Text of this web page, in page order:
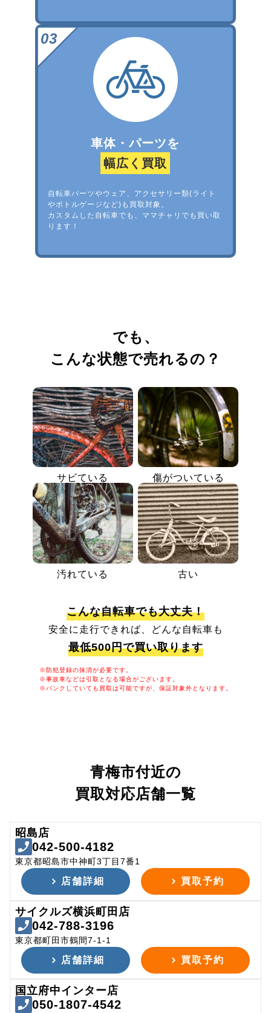
車体・パーツを
幅広く買取
自転車パーツやウェア、アクセサリー類(ライト
やボトルゲージなど)も買取対象。
カスタムした自転車でも、ママチャリでも買い取
ります！
でも、
こんな状態で売れるの？
サビている 傷がついている
汚れている 古い
こんな自転車でも大丈夫！
安全に走行できれば、どんな自転車も
最低500円で買い取ります
※防犯登録の抹消が必要です。
※事故車などは引取となる場合がございます。
※パンクしていても買取は可能ですが、保証対象外となります。
青梅市付近の
買取対応店舗一覧
昭島店
042-500-4182
東京都昭島市中神町3丁目7番1
店舗詳細 買取予約
サイクルズ横浜町田店
042-788-3196
東京都町田市鶴間7-1-1
店舗詳細 買取予約
国立府中インター店
050-1807-4542